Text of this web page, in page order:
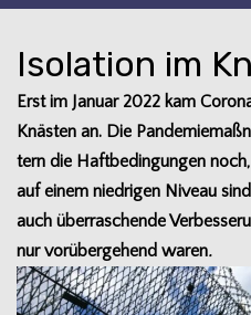
Isolation im
Erst im Januar 2022 kam
Knäs­ten an. Die
tern die Haft­be­din­gun­gen
auf einem nied­ri­gen Niveau
auch über­ra­schende
nur vor­über­ge­hend waren.